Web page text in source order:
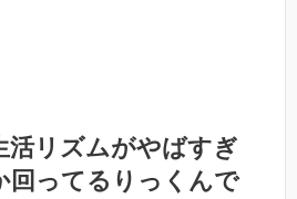
活リズムがやばすぎ
回ってるりっくんで